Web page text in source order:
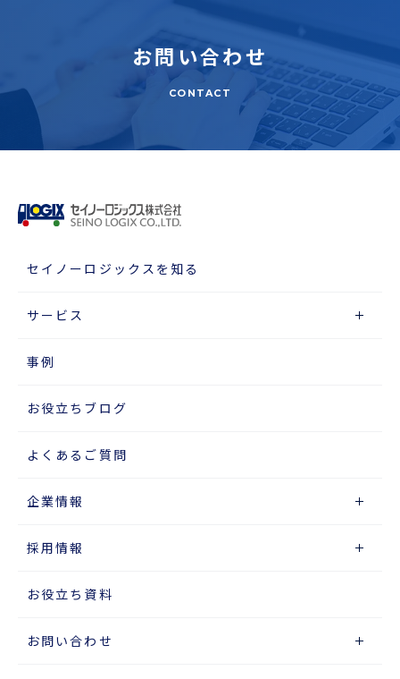
お問い合わせ
CONTACT
セイノーロジックスを知る
サービス
事例
お役立ちブログ
よくあるご質問
企業情報
採用情報
お役立ち資料
お問い合わせ